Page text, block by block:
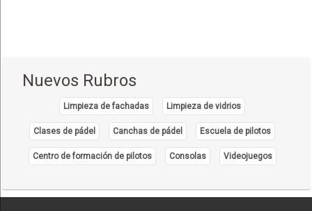
Nuevos Rubros
Limpieza de fachadas Limpieza de vidrios
Clases de pádel Canchas de pádel Escuela de pilotos
Centro de formación de pilotos Consolas Videojuegos